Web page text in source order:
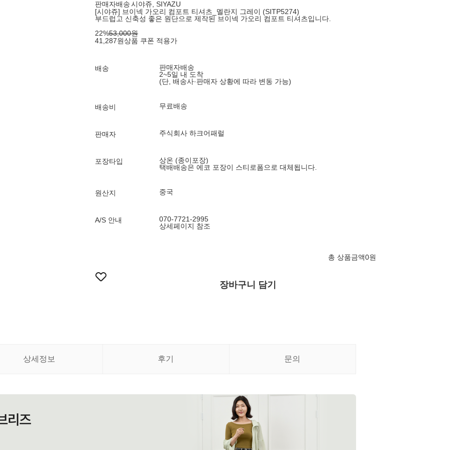
판매자배송시야쥬, SIYAZU
[시야쥬] 브이넥 가오리 컴포트 티셔츠_멜란지 그레이 (SITP5274)
부드럽고 신축성 좋은 원단으로 제작된 브이넥 가오리 컴포트 티셔츠입니다.
22%53,000원
41,287원상품 쿠폰 적용가
배송
판매자배송
2~5일 내 도착
(단, 배송사·판매자 상황에 따라 변동 가능)
배송비 무료배송
판매자 주식회사 하크어패럴
포장타입
상온 (종이포장)
택배배송은 에코 포장이 스티로폼으로 대체됩니다.
원산지 중국
A/S 안내
070-7721-2995
상세페이지 참조
총 상품금액0원
장바구니 담기
상세정보 후기 문의